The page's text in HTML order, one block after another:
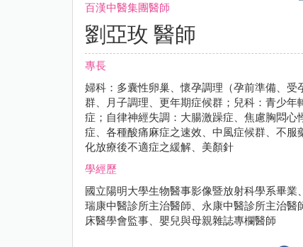
百漢中醫集團醫師
劉亞玫 醫師
專長
婦科：多囊性卵巢、懷孕調理（孕前準備、
群、月子調理、更年期症候群；兒科：青少
症；自律神經失調：大腸激躁症、焦慮胸悶
症、各種酸痛麻症之速效、中風症候群、不
化放療後不適症之緩解、美顏針
學經歷
國立陽明大學生物醫事影像暨放射科學系畢業
瑞康中醫診所主治醫師、永康中醫診所主治
床醫學會監事、嬰兒與母親雜誌專欄醫師